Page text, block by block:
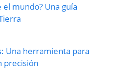
mundo? Una guía
Una herramienta para
precisión